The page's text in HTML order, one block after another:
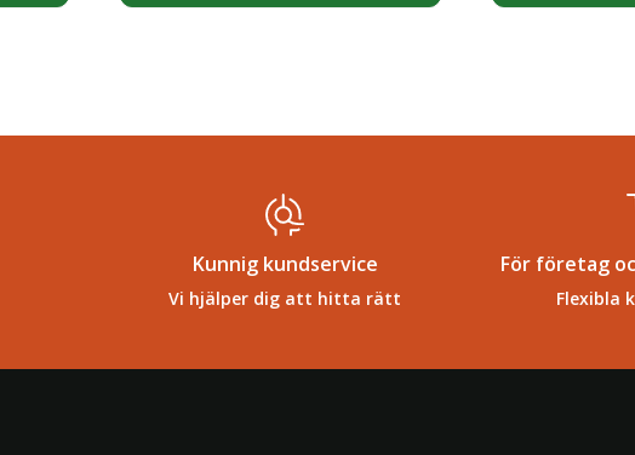
Kunnig kundservice
Vi hjälper dig att hitta rätt
För företag
Flexibla